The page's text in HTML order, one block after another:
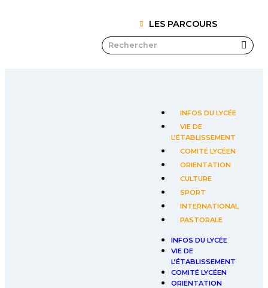
LES PARCOURS
INFOS DU LYCÉE
VIE DE
L’ÉTABLISSEMENT
COMITÉ LYCÉEN
ORIENTATION
CULTURE
SPORT
INTERNATIONAL
PASTORALE
INFOS DU LYCÉE
VIE DE
L’ÉTABLISSEMENT
COMITÉ LYCÉEN
ORIENTATION